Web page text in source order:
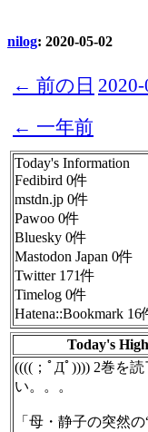
nilog: 2020-05-02
← 前の日
← 一年前
Today's Information
Fedibird 0件
mstdn.jp 0件
Pawoo 0件
Bluesky 0件
Mastodon Japan 0件
Twitter 171件
Timelog 0件
Hatena::Bookmark 16
Today's
((((；ﾟДﾟ)))) 2巻を
い。。。
「母・静子の突然